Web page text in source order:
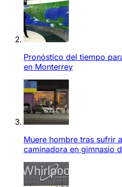
Pronóstico del tiempo
en Monterrey
Muere hombre tras sufrir
caminadora en gimnasio